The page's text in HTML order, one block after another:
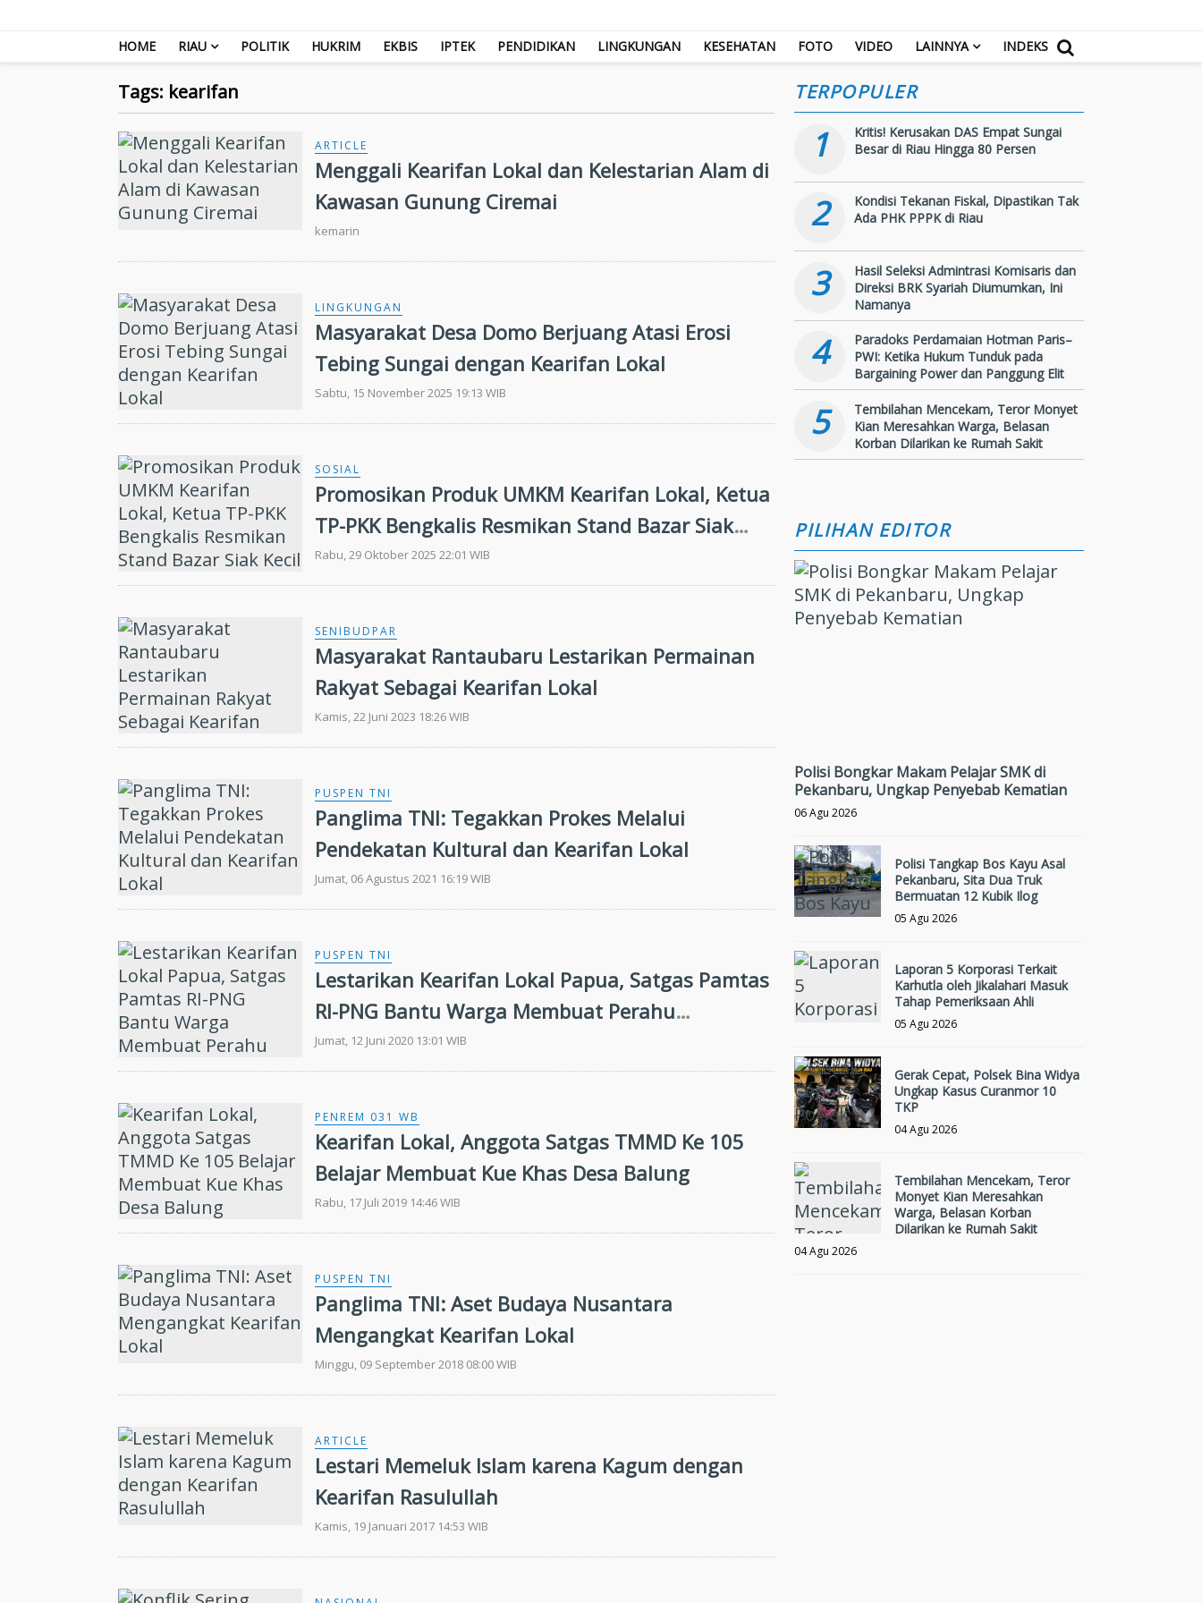
HOME RIAU POLITIK HUKRIM EKBIS IPTEK PENDIDIKAN LINGKUNGAN KESEHATAN FOTO VIDEO LAINNYA INDEKS
Tags: kearifan
ARTICLE
Menggali Kearifan Lokal dan Kelestarian Alam di
Kawasan Gunung Ciremai
kemarin
LINGKUNGAN
Masyarakat Desa Domo Berjuang Atasi Erosi
Tebing Sungai dengan Kearifan Lokal
Sabtu, 15 November 2025 19:13 WIB
SOSIAL
Promosikan Produk UMKM Kearifan Lokal, Ketua
TP-PKK Bengkalis Resmikan Stand Bazar Siak
Kecil
Rabu, 29 Oktober 2025 22:01 WIB
SENIBUDPAR
Masyarakat Rantaubaru Lestarikan Permainan
Rakyat Sebagai Kearifan Lokal
Kamis, 22 Juni 2023 18:26 WIB
PUSPEN TNI
Panglima TNI: Tegakkan Prokes Melalui
Pendekatan Kultural dan Kearifan Lokal
Jumat, 06 Agustus 2021 16:19 WIB
PUSPEN TNI
Lestarikan Kearifan Lokal Papua, Satgas Pamtas
RI-PNG Bantu Warga Membuat Perahu
Tradisional
Jumat, 12 Juni 2020 13:01 WIB
PENREM 031 WB
Kearifan Lokal, Anggota Satgas TMMD Ke 105
Belajar Membuat Kue Khas Desa Balung
Rabu, 17 Juli 2019 14:46 WIB
PUSPEN TNI
Panglima TNI: Aset Budaya Nusantara
Mengangkat Kearifan Lokal
Minggu, 09 September 2018 08:00 WIB
ARTICLE
Lestari Memeluk Islam karena Kagum dengan
Kearifan Rasulullah
Kamis, 19 Januari 2017 14:53 WIB
TERPOPULER
1
Kritis! Kerusakan DAS Empat Sungai
Besar di Riau Hingga 80 Persen
2
Kondisi Tekanan Fiskal, Dipastikan Tak
Ada PHK PPPK di Riau
3
Hasil Seleksi Admintrasi Komisaris dan
Direksi BRK Syariah Diumumkan, Ini
Namanya
4
Paradoks Perdamaian Hotman Paris–
PWI: Ketika Hukum Tunduk pada
Bargaining Power dan Panggung Elit
5
Tembilahan Mencekam, Teror Monyet
Kian Meresahkan Warga, Belasan
Korban Dilarikan ke Rumah Sakit
PILIHAN EDITOR
Polisi Bongkar Makam Pelajar SMK di
Pekanbaru, Ungkap Penyebab Kematian
06 Agu 2026
Polisi Tangkap Bos Kayu Asal
Pekanbaru, Sita Dua Truk
Bermuatan 12 Kubik Ilog
05 Agu 2026
Laporan 5 Korporasi Terkait
Karhutla oleh Jikalahari Masuk
Tahap Pemeriksaan Ahli
05 Agu 2026
Gerak Cepat, Polsek Bina Widya
Ungkap Kasus Curanmor 10
TKP
04 Agu 2026
Tembilahan Mencekam, Teror
Monyet Kian Meresahkan
Warga, Belasan Korban
Dilarikan ke Rumah Sakit
04 Agu 2026